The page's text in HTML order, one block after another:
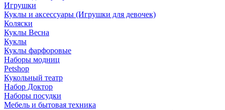
Игрушки
Куклы и аксессуары (Игрушки для девочек)
Коляски
Куклы Весна
Куклы
Куклы фарфоровые
Наборы модниц
Petshop
Кукольный театр
Набор Доктор
Наборы посудки
Мебель и бытовая техника